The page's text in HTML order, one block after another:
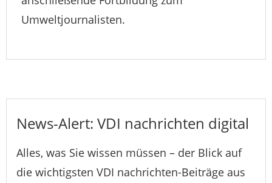
Umweltjournalisten.
News-Alert: VDI nachrichten digital
Alles, was Sie wissen müssen – der Blick auf
die wichtigsten VDI nachrichten-Beiträge aus